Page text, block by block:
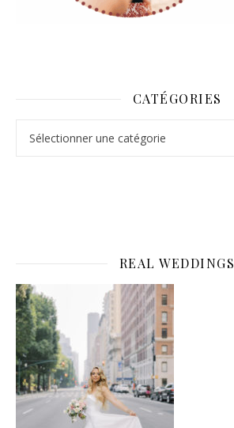
CATÉGORIES
REAL WEDDINGS